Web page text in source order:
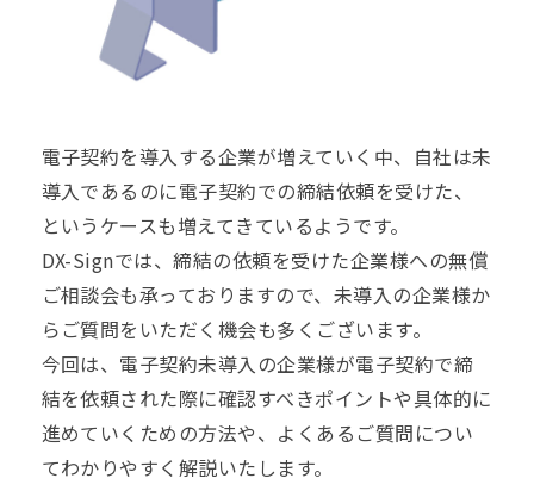
電子契約を導入する企業が増えていく中、自社は未
導入であるのに電子契約での締結依頼を受けた、
というケースも増えてきているようです。
DX-Signでは、締結の依頼を受けた企業様への無償
ご相談会も承っておりますので、未導入の企業様か
らご質問をいただく機会も多くございます。
今回は、電子契約未導入の企業様が電子契約で締
結を依頼された際に確認すべきポイントや具体的に
進めていくための方法や、よくあるご質問につい
てわかりやすく解説いたします。